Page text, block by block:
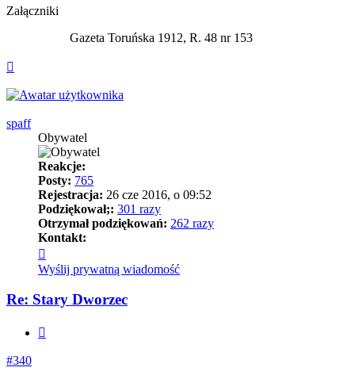
Załączniki
Gazeta Toruńska 1912, R. 48 nr 153
spaff
Obywatel
Reakcje:
Posty: 765
Rejestracja: 26 cze 2016, o 09:52
Podziękował;: 301 razy
Otrzymał podziękowań: 262 razy
Kontakt:
się
z
Wyślij prywatną wiadomość
Re: Stary Dworzec
#340